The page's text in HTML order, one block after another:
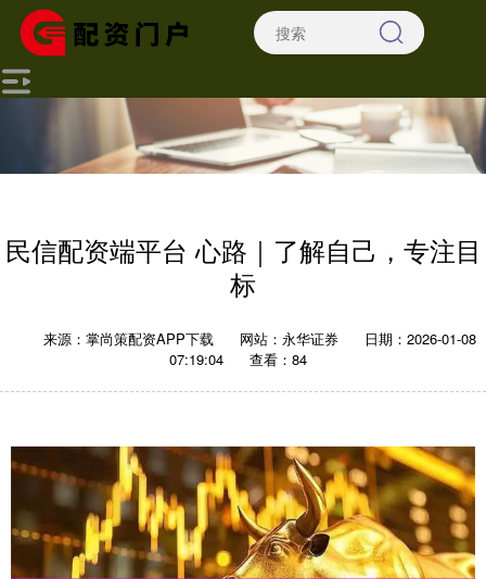
民信配资端平台 心路｜了解自己，专注目
标
来源：掌尚策配资APP下载 网站：永华证券
日期：2026-01-08
07:19:04
查看：84